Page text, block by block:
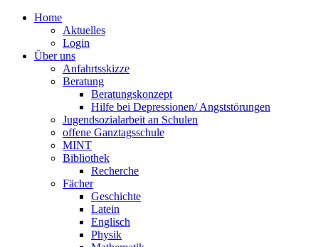
Home
Aktuelles
Login
Über uns
Anfahrtsskizze
Beratung
Beratungskonzept
Hilfe bei Depressionen/ Angststörungen
Jugendsozialarbeit an Schulen
offene Ganztagsschule
MINT
Bibliothek
Recherche
Fächer
Geschichte
Latein
Englisch
Physik